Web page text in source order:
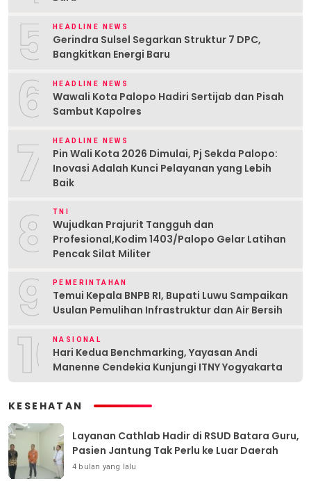
5 HEADLINE NEWS
Gerindra Sulsel Segarkan Struktur 7 DPC,
Bangkitkan Energi Baru
6 HEADLINE NEWS
Wawali Kota Palopo Hadiri Sertijab dan Pisah
Sambut Kapolres
7 HEADLINE NEWS
Pin Wali Kota 2026 Dimulai, Pj Sekda Palopo:
Inovasi Adalah Kunci Pelayanan yang Lebih
Baik
8 TNI
Wujudkan Prajurit Tangguh dan
Profesional,Kodim 1403/Palopo Gelar Latihan
Pencak Silat Militer
9 PEMERINTAHAN
Temui Kepala BNPB RI, Bupati Luwu Sampaikan
Usulan Pemulihan Infrastruktur dan Air Bersih
10NASIONAL
Hari Kedua Benchmarking, Yayasan Andi
Manenne Cendekia Kunjungi ITNY Yogyakarta
KESEHATAN
Layanan Cathlab Hadir di RSUD Batara Guru,
Pasien Jantung Tak Perlu ke Luar Daerah
4 bulan yang lalu